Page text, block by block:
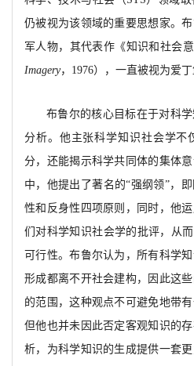
仍被视为该领域的重要思想家。
军人物，其代表作《知识和社会
Imagery， 1976），一直被视为爱
布鲁尔的核心目标在于对科
分析。他主张科学知识社会学不
分，还能揭示科学共同体的集体
中，他提出了著名的“强纲领”，
性和反身性四项原则，同时，他
们对科学知识社会学的批评，从
可行性。布鲁尔认为，所有科学
形成都离不开社会建构，因此这
的范围，这种观点不可避免地带
但他也并未因此否定客观知识的
析，为科学知识的生成提供一套